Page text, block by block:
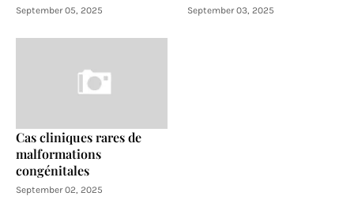
September 05, 2025 September 03, 2025
Cas cliniques rares de
malformations
congénitales
September 02, 2025